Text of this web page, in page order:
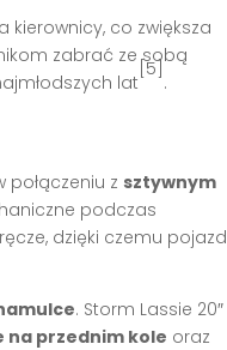
co zwiększa
zabrać ze sobą
lat
[5]
.
połączeniu z sztywnym
podczas
dzięki czemu pojazd
. Storm Lassie 20″
na przednim kole oraz